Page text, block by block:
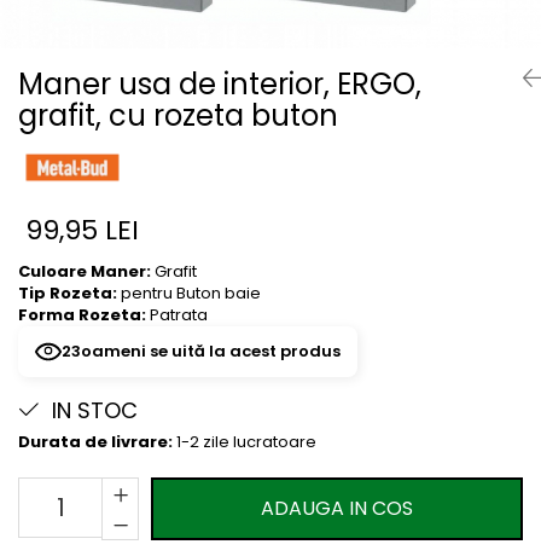
Woodstock 8mm
Woodstock PRO 8mm
Woodstock XL 10mm
Woodstock XL 8mm
Finsa - Laminat
Finfloor 12mm
Finfloor XL 10mm
Style 8mm
Kaindl - Laminat
Kronotex - Laminat
Advanced 8 mm
Amazone 10 mm
Evolution 12 mm
Maner usa de interior, ERGO,
grafit, cu rozeta buton
99,95 LEI
Culoare Maner:Grafit
Tip Rozeta:pentru Buton baie
Forma Rozeta:Patrata
23oameni se uită la acest produs
IN STOC
Durata de livrare:1-2 zile lucratoare
ADAUGA IN COS